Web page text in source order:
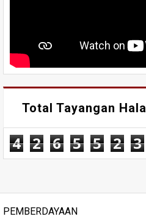
Total Tayangan
4 2 6 5 5 2 3
PEMBERDAYAAN